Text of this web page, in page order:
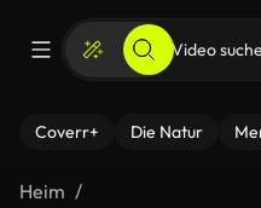
Coverr+ Die Natur
Heim